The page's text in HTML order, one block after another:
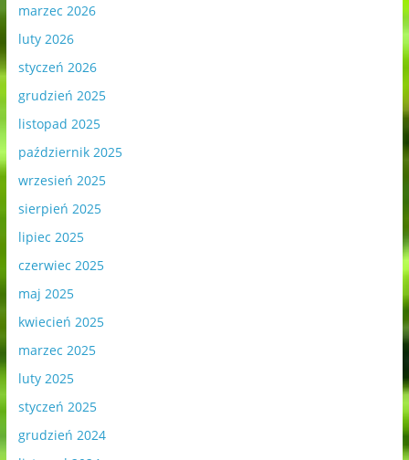
marzec 2026
luty 2026
styczeń 2026
grudzień 2025
listopad 2025
październik 2025
wrzesień 2025
sierpień 2025
lipiec 2025
czerwiec 2025
maj 2025
kwiecień 2025
marzec 2025
luty 2025
styczeń 2025
grudzień 2024